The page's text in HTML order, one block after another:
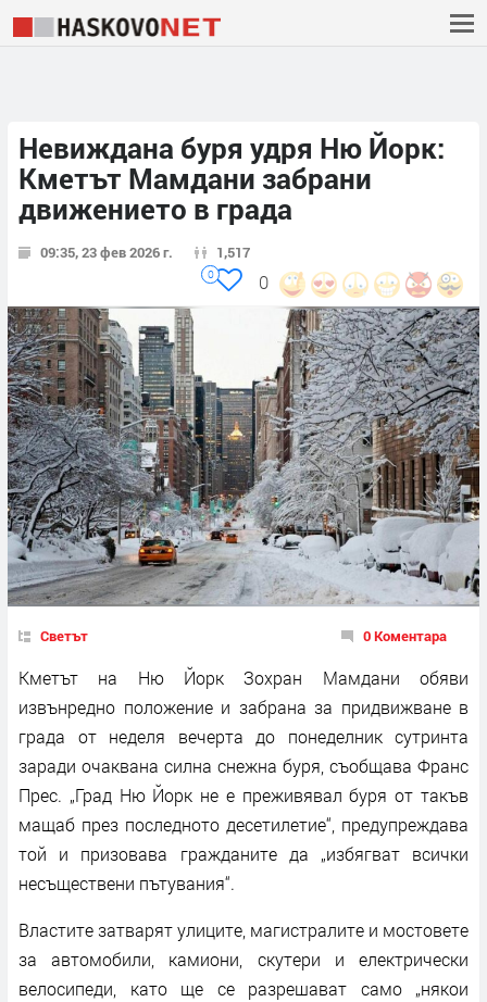
Невиждана буря удря Ню Йорк:
Кметът Мамдани забрани
движението в града
09:35, 23 фев 2026 г. 1,517
0
0
Светът 0 Коментара
Кметът на Ню Йорк Зохран Мамдани обяви
извънредно положение и забрана за придвижване в
града от неделя вечерта до понеделник сутринта
заради очаквана силна снежна буря, съобщава Франс
Прес. „Град Ню Йорк не е преживявал буря от такъв
мащаб през последното десетилетие“, предупреждава
той и призовава гражданите да „избягват всички
несъществени пътувания“.
Властите затварят улиците, магистралите и мостовете
за автомобили, камиони, скутери и електрически
велосипеди, като ще се разрешават само „някои